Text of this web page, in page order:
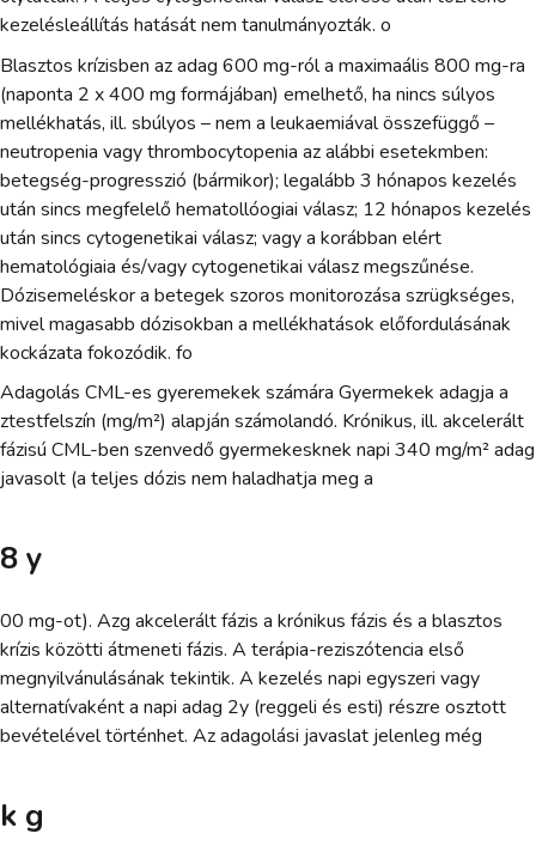
kezelésleállítás hatását nem tanulmányozták. o
Blasztos krízisben az adag 600 mg-ról a maximaális 800 mg-ra
(naponta 2 x 400 mg formájában) emelhető, ha nincs súlyos
mellékhatás, ill. sbúlyos – nem a leukaemiával összefüggő –
neutropenia vagy thrombocytopenia az alábbi esetekmben:
betegség-progresszió (bármikor); legalább 3 hónapos kezelés
után sincs megfelelő hematollóogiai válasz; 12 hónapos kezelés
után sincs cytogenetikai válasz; vagy a korábban elért
hematológiaia és/vagy cytogenetikai válasz megszűnése.
Dózisemeléskor a betegek szoros monitorozása szrügkséges,
mivel magasabb dózisokban a mellékhatások előfordulásának
kockázata fokozódik. fo
Adagolás CML-es gyeremekek számára Gyermekek adagja a
ztestfelszín (mg/m²) alapján számolandó. Krónikus, ill. akcelerált
fázisú CML-ben szenvedő gyermekesknek napi 340 mg/m² adag
javasolt (a teljes dózis nem haladhatja meg a
8 y
00 mg-ot). Azg akcelerált fázis a krónikus fázis és a blasztos
krízis közötti átmeneti fázis. A terápia-reziszótencia első
megnyilvánulásának tekintik. A kezelés napi egyszeri vagy
alternatívaként a napi adag 2y (reggeli és esti) részre osztott
bevételével történhet. Az adagolási javaslat jelenleg még
k g